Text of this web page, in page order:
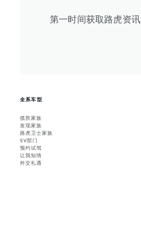
第一时间获取路虎资讯
全系车型
揽胜家族
发现家族
路虎卫士家族
SV部门
预约试驾
让我知情
外交礼遇